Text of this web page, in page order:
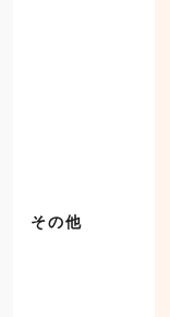
その他